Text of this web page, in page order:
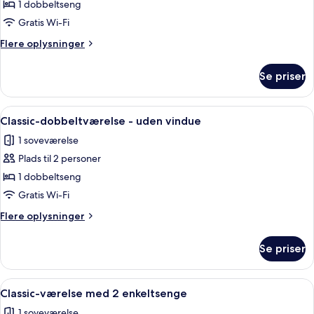
Classic-
dobbeltværelse
1 dobbeltseng
Gratis Wi-Fi
Flere oplysninger
Flere
dobbeltværelse
Se priser
Indlæs
alle
billeder
af
Classic-
dobbeltværelse
-
uden
Et hotelværelse med seng,
10
Classic-dobbeltværelse - uden vindue
1 soveværelse
Plads til 2 personer
1 dobbeltseng
Gratis Wi-Fi
Flere oplysninger
Flere
dobbeltværelse
uden
Se priser
Indlæs
alle
Et hotelværelse med to senge, et
11
Classic-værelse med 2 enkeltsenge